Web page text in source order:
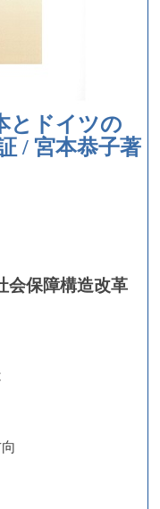
とドイツの
/ 宮本恭子著
保障構造改革